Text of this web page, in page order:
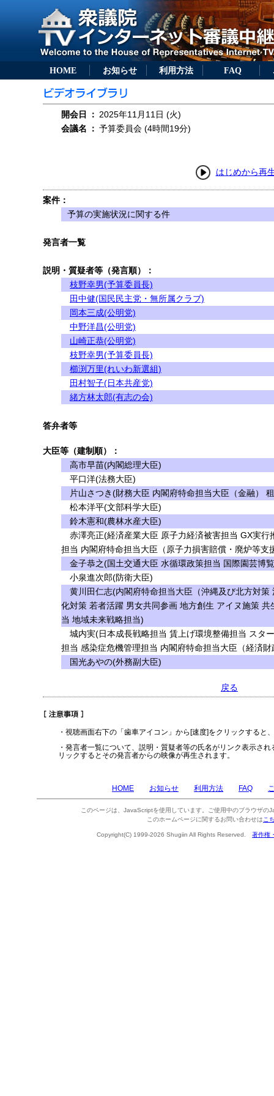
HOME お知らせ 利用方法 FAQ
開会日 ： 2025年11月11日 (火)
会議名
： 予算委員会 (4時間19分)
はじめから再
案件：
予算の実施状況に関する件
発言者一覧
説明・質疑者等（発言順）：
枝野幸男(予算委員長)
田中健(国民民主党・無所属クラブ)
岡本三成(公明党)
中野洋昌(公明党)
山崎正恭(公明党)
枝野幸男(予算委員長)
櫛渕万里(れいわ新選組)
田村智子(日本共産党)
緒方林太郎(有志の会)
答弁者等
大臣等（建制順）：
高市早苗(内閣総理大臣)
平口洋(法務大臣)
片山さつき(財務大臣 内閣府特命担当大臣（金融）
松本洋平(文部科学大臣)
鈴木憲和(農林水産大臣)
赤澤亮正(経済産業大臣 原子力経済被害担当 GX実行
担当 内閣府特命担当大臣（原子力損害賠償・廃炉等支
金子恭之(国土交通大臣 水循環政策担当 国際園芸博
小泉進次郎(防衛大臣)
黄川田仁志(内閣府特命担当大臣（沖縄及び北方対策
化対策 若者活躍 男女共同参画 地方創生 アイヌ施策
当 地域未来戦略担当)
城内実(日本成長戦略担当 賃上げ環境整備担当 スタ
担当 感染症危機管理担当 内閣府特命担当大臣（経済
国光あやの(外務副大臣)
戻る
・視聴画面右下の「歯車アイコン」から[速度]をクリックすると
・発言者一覧について、説明・質疑者等の氏名がリンク表示さ
リックするとその発言者からの映像が再生されます。
HOME お知らせ 利用方法 FAQ
このページは、JavaScriptを使用しています。ご使用中のブラウザの
このホームページに関するお問い合わせは こ
Copyright(C) 1999-2026 Shugiin All Rights Reserved. 著作権